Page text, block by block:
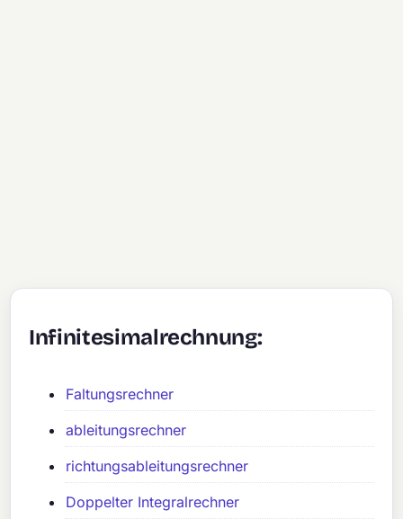
Infinitesimalrechnung:
Faltungsrechner
ableitungsrechner
richtungsableitungsrechner
Doppelter Integralrechner